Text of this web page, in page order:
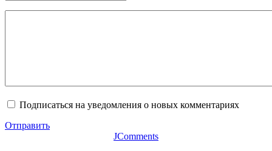
Подписаться на уведомления о новых комментариях
Отправить
JComments